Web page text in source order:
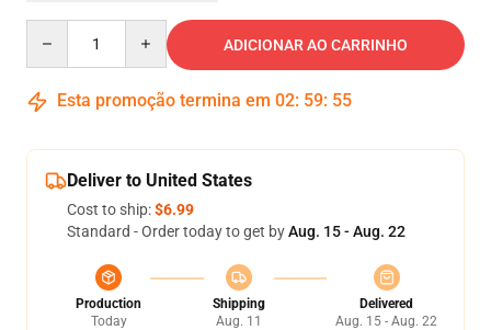
ADICIONAR AO CARRINHO
Esta promoção termina em 02: 59: 54
Deliver to United States
Cost to ship:$6.99
Standard - Order today to get byAug. 15 - Aug. 22
Production
Today
Shipping
Aug. 11
Delivered
Aug. 15 - Aug. 22